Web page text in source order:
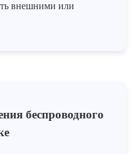
внешними или
беспроводного